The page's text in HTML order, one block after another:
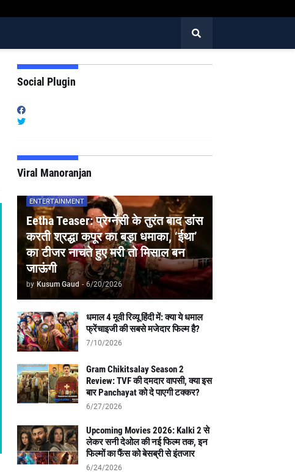
Social Plugin
Viral Manoranjan
ENTERTAINMENT
Eetha Teaser: प्रेग्नेंसी के तुरंत बाद डांस
करती श्रद्धा कपूर का बड़ा धमाका, ‘ईथा’
का टीजर नाचते हुए मरी तो मिसाल बन
जाऊंगी
by Kusum Gaud - 6/20/2026
धमाल 4 मूवी रिव्यू हिंदी में: क्या ये धमाल
फ्रेंचाइजी की सबसे मजेदार फिल्म है?
7/10/2026
Gram Chikitsalay Season 2
Review: TVF की दमदार वापसी, क्या इस
बार Panchayat को दे पाएगी टक्कर?
6/27/2026
Upcoming Movies 2026: Kalki 2 से
लेकर सनी देओल की नई फिल्म तक, इन
फिल्मों का फैंस को बेसब्री से इंतजार
6/24/2026